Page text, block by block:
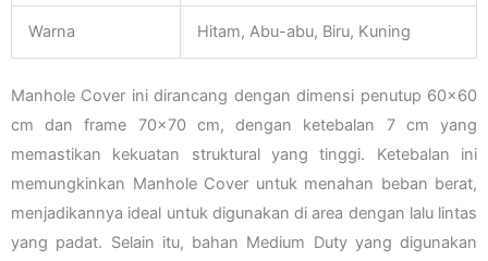
Warna Hitam, Abu-abu, Biru, Kuning
Manhole Cover ini dirancang dengan dimensi penutup 60×60
cm dan frame 70×70 cm, dengan ketebalan 7 cm yang
memastikan kekuatan struktural yang tinggi. Ketebalan ini
memungkinkan Manhole Cover untuk menahan beban berat,
menjadikannya ideal untuk digunakan di area dengan lalu lintas
yang padat. Selain itu, bahan Medium Duty yang digunakan